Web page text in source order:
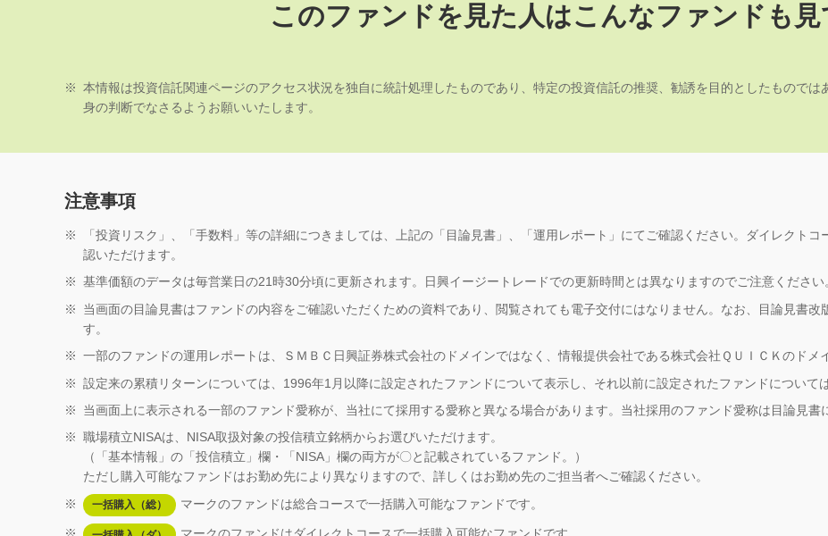
このファンドを見た人はこんなファンドも
※ 本情報は投資信託関連ページのアクセス状況を独自に統計処理したものであり、特定の投資信託の推奨、勧誘を目的としたもので
身の判断でなさるようお願いいたします。
注意事項
※ 「投資リスク」、「手数料」等の詳細につきましては、上記の「目論見書」、「運用レポート」にてご確認ください。ダイレクト
認いただけます。
※ 基準価額のデータは毎営業日の21時30分頃に更新されます。日興イージートレードでの更新時間とは異なりますのでご注意ください
※
当画面の目論見書はファンドの内容をご確認いただくための資料であり、閲覧されても電子交付にはなりません。なお、目論見書
す。
※ 一部のファンドの運用レポートは、ＳＭＢＣ日興証券株式会社のドメインではなく、情報提供会社である株式会社ＱＵＩＣＫのドメ
※ 設定来の累積リターンについては、1996年1月以降に設定されたファンドについて表示し、それ以前に設定されたファンドについて
※
当画面上に表示される一部のファンド愛称が、当社にて採用する愛称と異なる場合があります。当社採用のファンド愛称は目論見書
※ 職場積立NISAは、NISA取扱対象の投信積立銘柄からお選びいただけます。
（「基本情報」の「投信積立」欄・「NISA」欄の両方が〇と記載されているファンド。）
ただし購入可能なファンドはお勤め先により異なりますので、詳しくはお勤め先のご担当者へご確認ください。
※
一括購入（総） マークのファンドは総合コースで一括購入可能なファンドです。